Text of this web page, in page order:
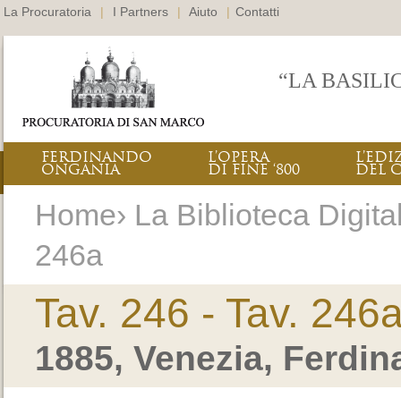
La Procuratoria | I Partners | Aiuto | Contatti
“LA
FERDINANDO
ONGANIA
L’OPERA
DI FINE ‘800 DEL
Home› La Biblioteca
246a
Tav. 246 - Tav.
1885, Venezia,